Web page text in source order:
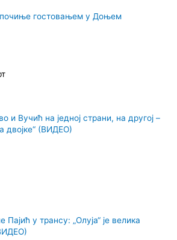
почиње гостовањем у Доњем
и Вучић на једној страни, на другој –
двојке“ (ВИДЕО)
у трансу: „Олуја“ је велика